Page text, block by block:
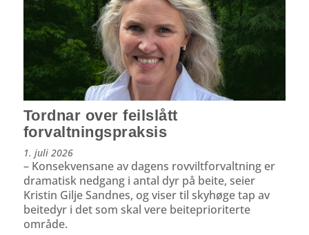
Tordnar over feilslått
forvaltningspraksis
1. juli 2026
– Konsekvensane av dagens rovviltforvaltning er
dramatisk nedgang i antal dyr på beite, seier
Kristin Gilje Sandnes, og viser til skyhøge tap av
beitedyr i det som skal vere beiteprioriterte
område.